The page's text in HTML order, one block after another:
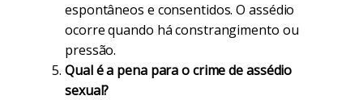
espontâneos e consentidos. O assédio
ocorre quando há constrangimento ou
pressão.
Qual é a pena para o crime de assédio
sexual?